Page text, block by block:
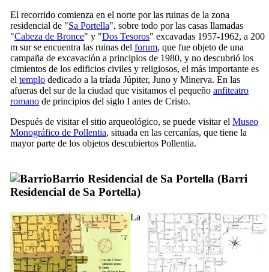
El recorrido comienza en el norte por las ruinas de la zona
residencial de "Sa Portella", sobre todo por las casas llamadas
"Cabeza de Bronce" y "Dos Tesoros" excavadas 1957-1962, a 200
m sur se encuentra las ruinas del forum, que fue objeto de una
campaña de excavación a principios de 1980, y no descubrió los
cimientos de los edificios civiles y religiosos, el más importante es
el templo dedicado a la tríada Júpiter, Juno y Minerva. En las
afueras del sur de la ciudad que visitamos el pequeño anfiteatro
romano de principios del siglo I antes de Cristo.
Después de visitar el sitio arqueológico, se puede visitar el Museo
Monográfico de Pollentia, situada en las cercanías, que tiene la
mayor parte de los objetos descubiertos Pollentia.
Barrio Residencial de Sa Portella (Barri
Residencial de Sa Portella)
La